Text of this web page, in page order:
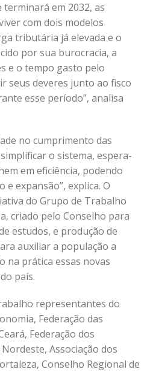
terminará em 2032, as
com dois modelos
tributária já elevada e o
por sua burocracia, a
e o tempo gasto pelo
seus deveres junto ao fisco
esse período”, analisa
no cumprimento das
o sistema, espera-
em eficiência, podendo
e expansão”, explica. O
do Grupo de Trabalho
criado pelo Conselho para
estudos, e produção de
auxiliar a população a
na prática essas novas
país.
representantes do
Federação das
Federação dos
Associação dos
Conselho Regional de